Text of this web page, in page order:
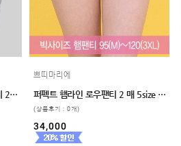
빅사이즈 프리덤 면스판 산전팬티 2매입
쁘띠마리에
퍼펙트 햄라인 로우팬티 2 매 5size 임파선 빅사이즈 임부로우팬티 2XL , 3XL
(상품후기 : 0개)
34,000